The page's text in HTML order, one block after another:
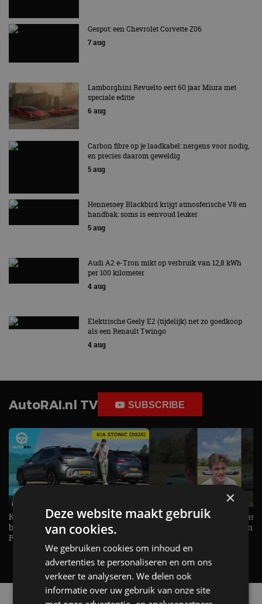
Gespot: een Chevrolet Corvette Z06
7 aug
Lamborghini Revuelto eert 60 jaar Miura met
speciale editie
6 aug
Carbon fibre op je laadkabel: nergens voor nodig,
en precies daarom geweldig
5 aug
Hennessey Blackbird krijgt atmosferische V8 en
handbak: soms is eenvoud leuker
5 aug
Audi A2 e-Tron mikt op verbruik van 12,8 kWh
per 100 kilometer
4 aug
Elektrische Geely E2 (tijdelijk) net zo goedkoop
als een Renault Twingo
4 aug
AutoRAI.nl TV SUBSCRIBE
KIA Stonic Mild-Hybrid (2026),
benzine, handbak, het bestaat nog! -
REVIEW - AutoRAI TV
Welke elektrische auto past
De EV Experience geeft
Alle automerken
×
Deze website maakt gebruik
van cookies.
We gebruiken cookies om inhoud en
advertenties te personaliseren en om ons
verkeer te analyseren. We delen ook
informatie over uw gebruik van onze site